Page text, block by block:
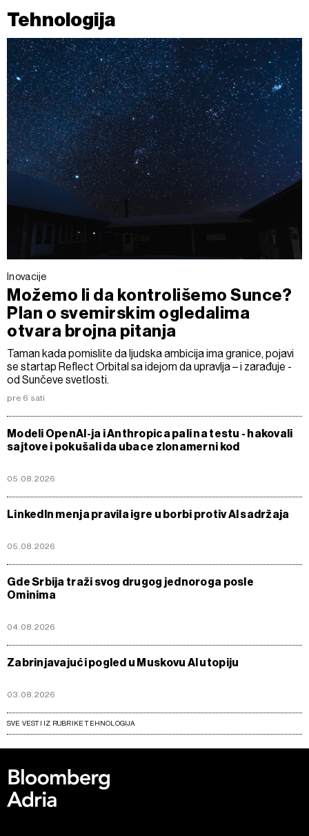
Tehnologija
Inovacije
Možemo li da kontrolišemo Sunce?
Plan o svemirskim ogledalima
otvara brojna pitanja
Taman kada pomislite da ljudska ambicija ima granice, pojavi
se startap Reflect Orbital sa idejom da upravlja – i zarađuje -
od Sunčeve svetlosti.
pre 6 sati
Modeli OpenAI-ja i Anthropica pali na testu - hakovali
sajtove i pokušali da ubace zlonamerni kod
05.08.2026
LinkedIn menja pravila igre u borbi protiv AI sadržaja
05.08.2026
Gde Srbija traži svog drugog jednoroga posle
Ominima
04.08.2026
Zabrinjavajući pogled u Muskovu AI utopiju
03.08.2026
SVE VESTI IZ RUBRIKE TEHNOLOGIJA